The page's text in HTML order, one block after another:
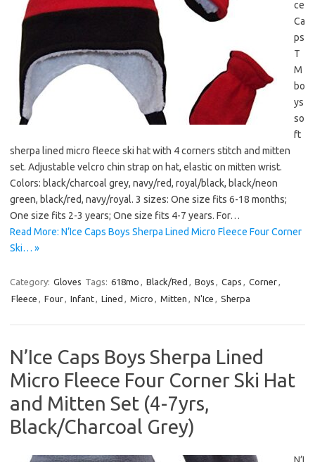
ce
Ca
ps
T
M
bo
ys
so
ft
sherpa lined micro fleece ski hat with 4 corners stitch and mitten
set. Adjustable velcro chin strap on hat, elastic on mitten wrist.
Colors: black/charcoal grey, navy/red, royal/black, black/neon
green, black/red, navy/royal. 3 sizes: One size fits 6-18 months;
One size fits 2-3 years; One size fits 4-7 years. For…
Read More: N’Ice Caps Boys Sherpa Lined Micro Fleece Four Corner
Ski… »
Category: Gloves Tags: 618mo , Black/Red , Boys , Caps , Corner,
Fleece , Four, Infant, Lined , Micro , Mitten , N'Ice , Sherpa
N’Ice Caps Boys Sherpa Lined
Micro Fleece Four Corner Ski Hat
and Mitten Set (4-7yrs,
Black/Charcoal Grey)